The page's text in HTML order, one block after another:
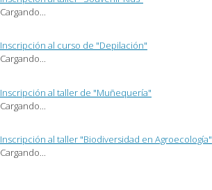
(Se
abre
ventana
nueva)
Cargando...
Inscripción al curso de "Depilación"
Cargando...
Inscripción al taller de "Muñequería"
Cargando...
Inscripción al taller "Biodiversidad en Agroecología"
Cargando...